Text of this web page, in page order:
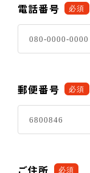
電話番号 必須
郵便番号 必須
ご住所 必須